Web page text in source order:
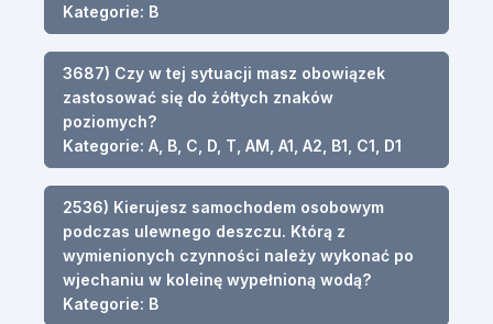
Kategorie: B
3687) Czy w tej sytuacji masz obowiązek
zastosować się do żółtych znaków
poziomych?
Kategorie: A, B, C, D, T, AM, A1, A2, B1, C1, D1
2536) Kierujesz samochodem osobowym
podczas ulewnego deszczu. Którą z
wymienionych czynności należy wykonać po
wjechaniu w koleinę wypełnioną wodą?
Kategorie: B